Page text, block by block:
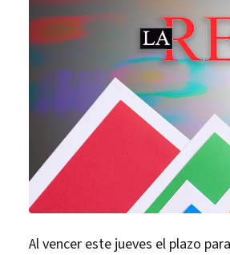
Al vencer este jueves el plazo